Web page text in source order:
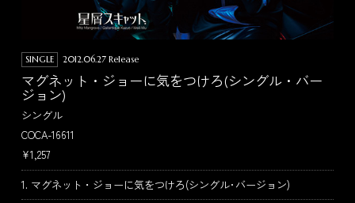
SINGLE 2012.06.27 Release
マグネット・ジョーに気をつけろ(シングル・バー
ジョン)
シングル
COCA-16611
¥1,257
1. マグネット・ジョーに気をつけろ(シングル･バージョン)